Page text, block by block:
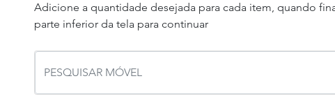
Adicione a quantidade desejada para cada item, quando
parte inferior da tela para continuar